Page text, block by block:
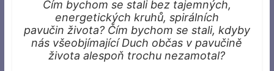
Čím bychom se stali bez tajemných,
energetických kruhů, spirálních
pavučin života? Čím bychom se stali, kdyby
nás všeobjímající Duch občas v pavučině
života alespoň trochu nezamotal?